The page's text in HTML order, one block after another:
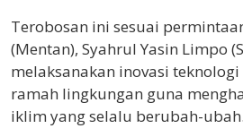
Terobosan ini sesuai
(Mentan), Syahrul Yasin Limpo
melaksanakan inovasi
ramah lingkungan guna
iklim yang selalu berubah-ubah.